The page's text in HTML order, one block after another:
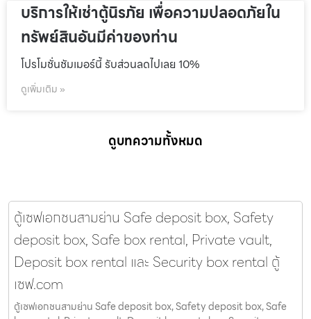
บริการให้เช่าตู้นิรภัย เพื่อความปลอดภัยใน
ทรัพย์สินอันมีค่าของท่าน
โปรโมชั่นชัมเมอร์นี้ รับส่วนลดไปเลย 10%
ดูเพิ่มเติม »
ดูบทความทั้งหมด
ตู้เซฟเอกชนสามย่าน Safe deposit box, Safety
deposit box, Safe box rental, Private vault,
Deposit box rental และ Security box rental ตู้
เซฟ.com
ตู้เซฟเอกชนสามย่าน Safe deposit box, Safety deposit box, Safe